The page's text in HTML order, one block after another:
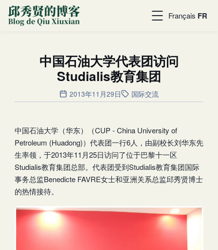
Français FR
中国石油大学代表团访问
Studialis教育集团
2013年11月29日 国际交流
中国石油大学（华东）（CUP - China University of
Petroleum (Huadong)）代表团一行6人，由副校长刘华东先
生率领，于2013年11月25日访问了位于巴黎十一区
Studialis教育集团总部。代表团受到Studialis教育集团国际
事务总监Benedicte FAVRE女士和亚洲关系总监邱秀贤博士
的热情接待。